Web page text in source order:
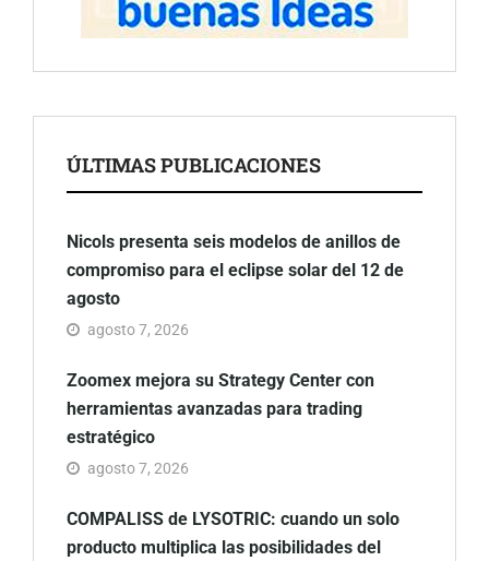
ÚLTIMAS PUBLICACIONES
Nicols presenta seis modelos de anillos de
compromiso para el eclipse solar del 12 de
agosto
agosto 7, 2026
Zoomex mejora su Strategy Center con
herramientas avanzadas para trading
estratégico
agosto 7, 2026
COMPALISS de LYSOTRIC: cuando un solo
producto multiplica las posibilidades del